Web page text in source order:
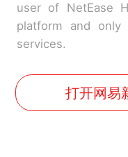
user of NetEase
platform and only
services.
打开网易